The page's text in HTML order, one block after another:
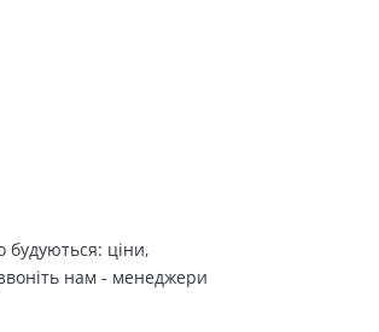
ціни,
нам - менеджери